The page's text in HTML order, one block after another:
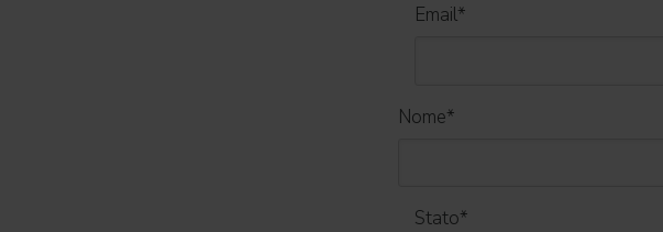
Email*
Nome*
Stato*